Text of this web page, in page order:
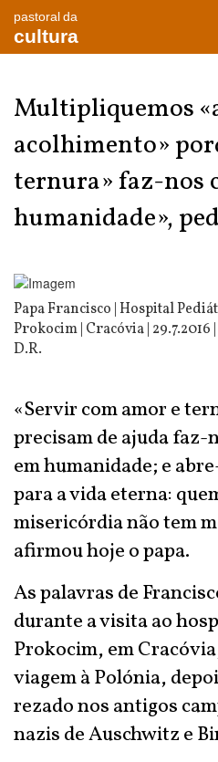
pastoral da
cultura
Multipliquemos
acolhimento»
ternura» faz-nos
humanidade»,
Papa Francisco | Hospital
Prokocim | Cracóvia | 29.7.2016
D.R.
«Servir com amor e
precisam de ajuda faz-
em humanidade; e
para a vida eterna:
misericórdia não tem
afirmou hoje o papa.
As palavras de
durante a visita ao
Prokocim, em
viagem à Polónia,
rezado nos antigos
nazis de Auschwitz e